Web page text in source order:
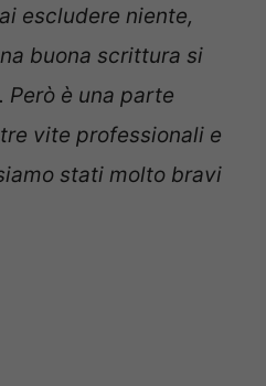
escludere niente,
buona scrittura si
Però è una parte
vite professionali e
stati molto bravi